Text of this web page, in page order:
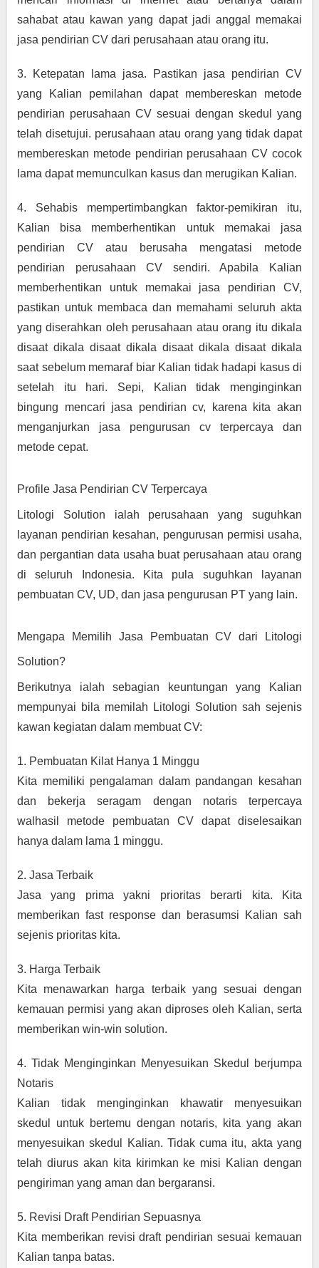
sahabat atau kawan yang dapat jadi anggal memakai
jasa pendirian CV dari perusahaan atau orang itu.
3. Ketepatan lama jasa. Pastikan jasa pendirian CV
yang Kalian pemilahan dapat membereskan metode
pendirian perusahaan CV sesuai dengan skedul yang
telah disetujui. perusahaan atau orang yang tidak dapat
membereskan metode pendirian perusahaan CV cocok
lama dapat memunculkan kasus dan merugikan Kalian.
4. Sehabis mempertimbangkan faktor-pemikiran itu,
Kalian bisa memberhentikan untuk memakai jasa
pendirian CV atau berusaha mengatasi metode
pendirian perusahaan CV sendiri. Apabila Kalian
memberhentikan untuk memakai jasa pendirian CV,
pastikan untuk membaca dan memahami seluruh akta
yang diserahkan oleh perusahaan atau orang itu dikala
disaat dikala disaat dikala disaat dikala disaat dikala
saat sebelum memaraf biar Kalian tidak hadapi kasus di
setelah itu hari. Sepi, Kalian tidak menginginkan
bingung mencari jasa pendirian cv, karena kita akan
menganjurkan jasa pengurusan cv terpercaya dan
metode cepat.
Profile Jasa Pendirian CV Terpercaya
Litologi Solution ialah perusahaan yang suguhkan
layanan pendirian kesahan, pengurusan permisi usaha,
dan pergantian data usaha buat perusahaan atau orang
di seluruh Indonesia. Kita pula suguhkan layanan
pembuatan CV, UD, dan jasa pengurusan PT yang lain.
Mengapa Memilih Jasa Pembuatan CV dari Litologi
Solution?
Berikutnya ialah sebagian keuntungan yang Kalian
mempunyai bila memilah Litologi Solution sah sejenis
kawan kegiatan dalam membuat CV:
1. Pembuatan Kilat Hanya 1 Minggu
Kita memiliki pengalaman dalam pandangan kesahan
dan bekerja seragam dengan notaris terpercaya
walhasil metode pembuatan CV dapat diselesaikan
hanya dalam lama 1 minggu.
2. Jasa Terbaik
Jasa yang prima yakni prioritas berarti kita. Kita
memberikan fast response dan berasumsi Kalian sah
sejenis prioritas kita.
3. Harga Terbaik
Kita menawarkan harga terbaik yang sesuai dengan
kemauan permisi yang akan diproses oleh Kalian, serta
memberikan win-win solution.
4. Tidak Menginginkan Menyesuikan Skedul berjumpa
Notaris
Kalian tidak menginginkan khawatir menyesuikan
skedul untuk bertemu dengan notaris, kita yang akan
menyesuikan skedul Kalian. Tidak cuma itu, akta yang
telah diurus akan kita kirimkan ke misi Kalian dengan
pengiriman yang aman dan bergaransi.
5. Revisi Draft Pendirian Sepuasnya
Kita memberikan revisi draft pendirian sesuai kemauan
Kalian tanpa batas.